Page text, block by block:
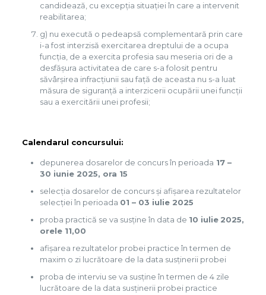
candidează, cu excepţia situaţiei în care a intervenit
reabilitarea;
g) nu execută o pedeapsă complementară prin care
i-a fost interzisă exercitarea dreptului de a ocupa
funcţia, de a exercita profesia sau meseria ori de a
desfăşura activitatea de care s-a folosit pentru
săvârşirea infracţiunii sau faţă de aceasta nu s-a luat
măsura de siguranţă a interzicerii ocupării unei funcţii
sau a exercitării unei profesii;
Calendarul concursului:
depunerea dosarelor de concurs în perioada 17 –
30 iunie 2025, ora 15
selecţia dosarelor de concurs şi afişarea rezultatelor
selecţiei în perioada 01 –03 iulie 2025
proba practică se va susţine în data de 10 iulie 2025,
orele 11,00
afişarea rezultatelor probei practice în termen de
maxim o zi lucrătoare de la data susţinerii probei
proba de interviu se va susţine în termen de 4 zile
lucrătoare de la data susținerii probei practice